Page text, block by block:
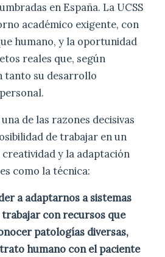
en España. La UCSS
académico exigente, con
humano, y la oportunidad
reales que, según
tanto su desarrollo
de las razones decisivas
de trabajar en un
y la adaptación
como la técnica:
a adaptarnos a sistemas
con recursos que
patologías diversas,
humano con el paciente